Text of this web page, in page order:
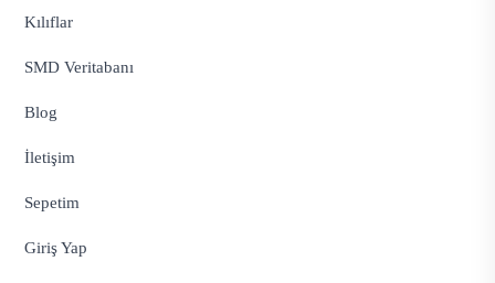
Kılıflar
SMD Veritabanı
Blog
İletişim
Sepetim
Giriş Yap